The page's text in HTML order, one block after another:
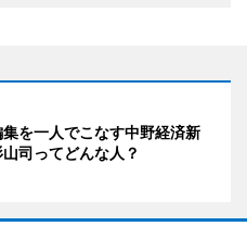
を一人でこなす中野経済新
司ってどんな人？